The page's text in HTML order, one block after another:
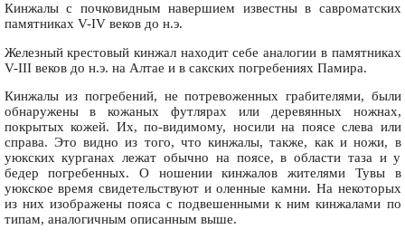
Кинжалы с почковидным навершием известны в савроматских
памятниках V-IV веков до н.э.
Железный крестовый кинжал находит себе аналогии в памятниках
V-III веков до н.э. на Алтае и в сакских погребениях Памира.
Кинжалы из погребений, не потревоженных грабителями, были
обнаружены в кожаных футлярах или деревянных ножнах,
покрытых кожей. Их, по-видимому, носили на поясе слева или
справа. Это видно из того, что кинжалы, также, как и ножи, в
уюкских курганах лежат обычно на поясе, в области таза и у
бедер погребенных. О ношении кинжалов жителями Тувы в
уюкское время свидетельствуют и оленные камни. На некоторых
из них изображены пояса с подвешенными к ним кинжалами по
типам, аналогичным описанным выше.